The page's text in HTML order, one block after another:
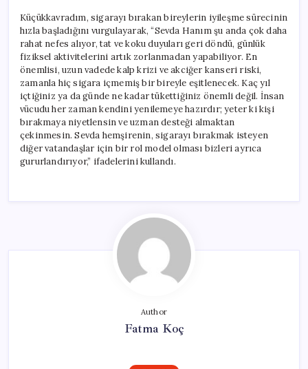
Küçükkavradım, sigarayı bırakan bireylerin iyileşme sürecinin
hızla başladığını vurgulayarak, “Sevda Hanım şu anda çok daha
rahat nefes alıyor, tat ve koku duyuları geri döndü, günlük
fiziksel aktivitelerini artık zorlanmadan yapabiliyor. En
önemlisi, uzun vadede kalp krizi ve akciğer kanseri riski,
zamanla hiç sigara içmemiş bir bireyle eşitlenecek. Kaç yıl
içtiğiniz ya da günde ne kadar tükettiğiniz önemli değil. İnsan
vücudu her zaman kendini yenilemeye hazırdır; yeter ki kişi
bırakmaya niyetlensin ve uzman desteği almaktan
çekinmesin. Sevda hemşirenin, sigarayı bırakmak isteyen
diğer vatandaşlar için bir rol model olması bizleri ayrıca
gururlandırıyor,” ifadelerini kullandı.
Author
Fatma Koç